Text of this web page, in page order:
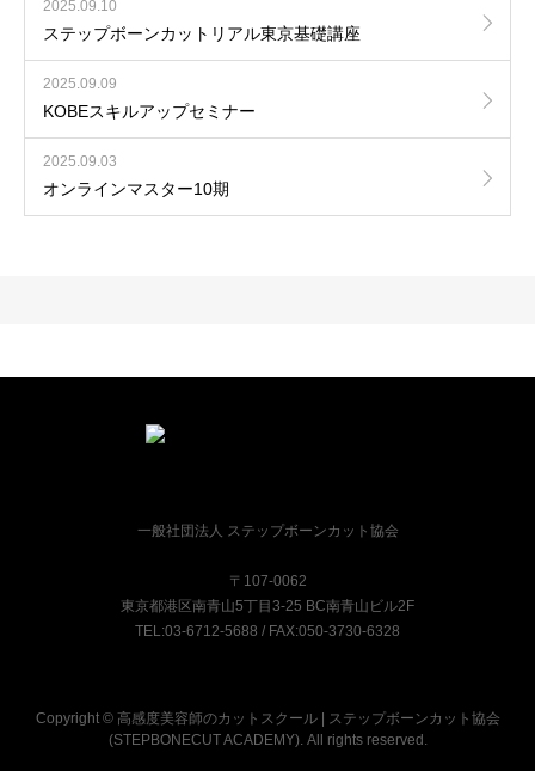
2025.09.10
ステップボーンカットリアル東京基礎講座
2025.09.09
KOBEスキルアップセミナー
2025.09.03
オンラインマスター10期
一般社団法人 ステップボーンカット協会
〒107-0062
東京都港区南青山5丁目3-25 BC南青山ビル2F
TEL:03-6712-5688 / FAX:050-3730-6328
Copyright © 高感度美容師のカットスクール | ステップボーンカット協会
(STEPBONECUT ACADEMY). All rights reserved.